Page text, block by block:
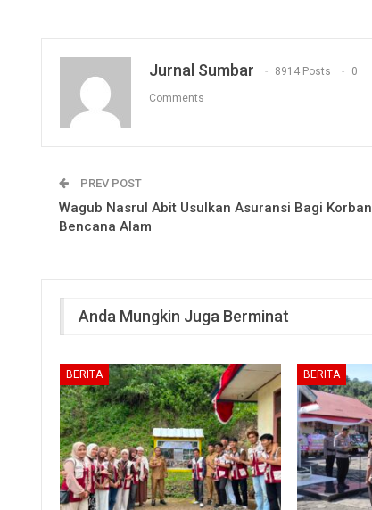
Jurnal Sumbar 8914 Posts 0
Comments
PREV POST
Wagub Nasrul Abit Usulkan Asuransi Bagi Korban
Bencana Alam
Anda Mungkin Juga Berminat
BERITA BERITA